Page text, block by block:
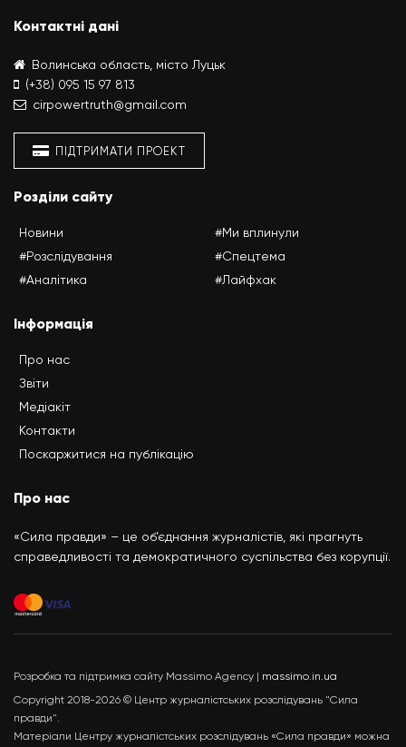
Контактні дані
Волинська область, місто Луцьк
(+38) 095 15 97 813
cirpowertruth@gmail.com
ПІДТРИМАТИ ПРОЕКТ
Розділи сайту
Новини
#Розслідування
#Аналітика
#Ми вплинули
#Спецтема
#Лайфхак
Інформація
Про нас
Звіти
Медіакіт
Контакти
Поскаржитися на публікацію
Про нас
«Сила правди» – це об’єднання журналістів, які прагнуть
справедливості та демократичного суспільства без корупції.
Розробка та підтримка сайту Massimo Agency | massimo.in.ua
Copyright 2018-2026 © Центр журналістських розслідувань "Сила
правди".
Матеріали Центру журналістських розслідувань «Сила правди» можна